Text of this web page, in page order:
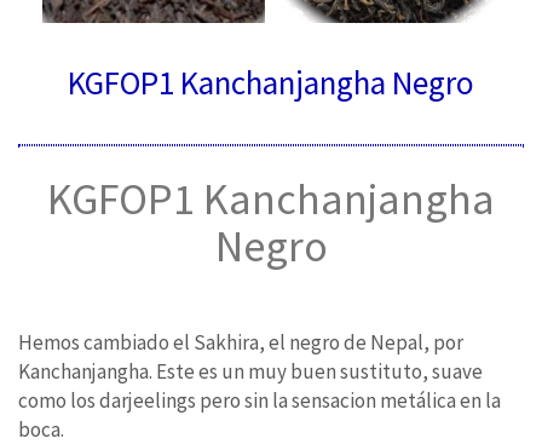
KGFOP1 Kanchanjangha Negro
KGFOP1 Kanchanjangha
Negro
Hemos cambiado el Sakhira, el negro de Nepal, por
Kanchanjangha. Este es un muy buen sustituto, suave
como los darjeelings pero sin la sensacion metálica en la
boca.